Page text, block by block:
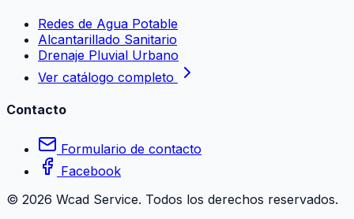
Redes de Agua Potable
Alcantarillado Sanitario
Drenaje Pluvial Urbano
Ver catálogo completo
Contacto
Formulario de contacto
Facebook
© 2026 Wcad Service. Todos los derechos reservados.